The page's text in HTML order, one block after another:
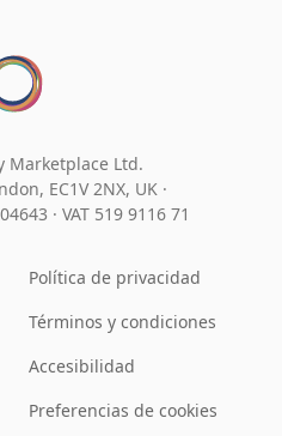
Marketplace Ltd.
EC1V 2NX, UK ·
· VAT 519 9116 71
Política de privacidad
Términos y condiciones
Accesibilidad
Preferencias de cookies